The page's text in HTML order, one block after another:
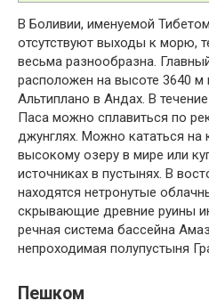
В Боливии, именуемой
отсутствуют выходы к морю,
весьма разнообразна.
расположен на высоте 3640
Альтиплано в Андах. В
Паса можно сплавиться по
джунглях. Можно кататься на
высокому озеру в мире или
источниках в пустынях. В
находятся нетронутые
скрывающие древние руины
речная система бассейна
непроходимая полупустыня
Пешком